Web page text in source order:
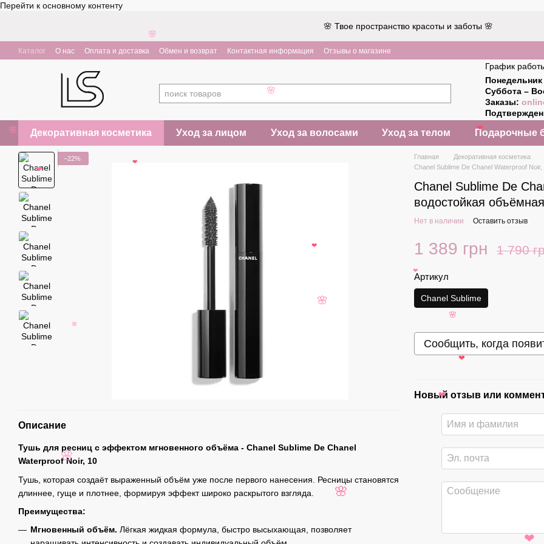
Перейти к основному контенту
🌸 Твое пространство красоты и заботы 🌸
Каталог О нас Оплата и доставка Обмен и возврат Контактная информация Отзывы о магазине
График
Суббота –
Заказы:
Декоративная косметика Уход за лицом Уход за волосами Уход за телом Подарочные
−22%
Описание
Тушь для ресниц с эффектом мгновенного объёма - Chanel Sublime De Chanel
Waterproof Noir, 10
Тушь, которая создаёт выраженный объём уже после первого нанесения. Ресницы становятся
длиннее, гуще и плотнее, формируя эффект широко раскрытого взгляда.
Преимущества:
Мгновенный объём. Лёгкая жидкая формула, быстро высыхающая, позволяет
Главная
Декоративная косметика
Chanel Sublime De Chanel Waterproof
Chanel Sublime De
водостойкая
Нет в наличии Оставить отзыв
1 389 грн 1 790
Артикул
Chanel Sublime
Сообщить, когда
Новый отзыв или
❤
🌸
🌸
❤
🌸
🌸
❤
🌸
❤
🌸
❤
❤
🌸
❤
🌸